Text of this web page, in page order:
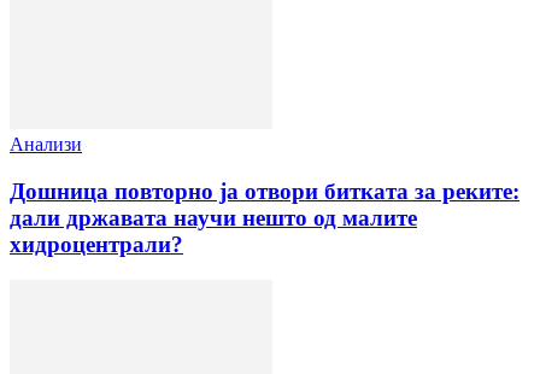
Анализи
Дошница повторно ја отвори битката за реките:
дали државата научи нешто од малите
хидроцентрали?